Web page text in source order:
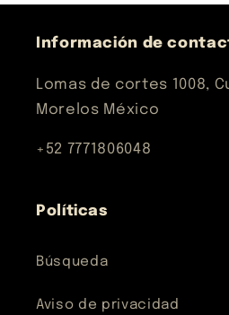
Información de
Lomas de cortes 1008,
Morelos México
+52 7771806048
Políticas
Búsqueda
Aviso de privacidad